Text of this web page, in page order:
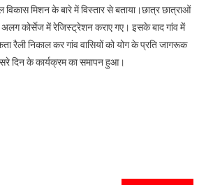
मिशन के बारे में विस्तार से बताया।छात्र छात्राओं
कोर्सेज में रेजिस्ट्रेशन कराए गए। इसके बाद गांव में
रैली निकाल कर गांव वासियों को योग के प्रति जागरूक
दिन के कार्यक्रम का समापन हुआ।